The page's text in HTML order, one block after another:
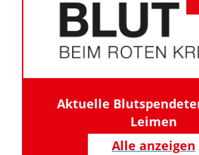
Aktuelle
Leimen
Alle anzeigen